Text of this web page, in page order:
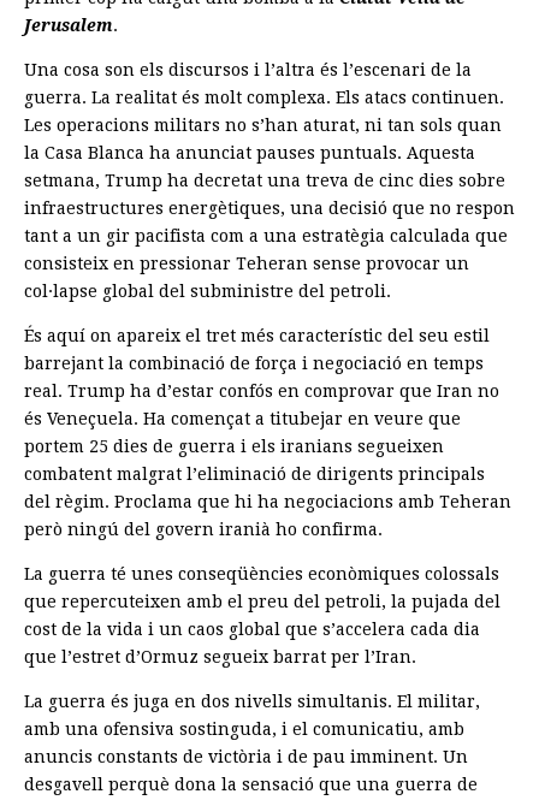
Jerusalem.
Una cosa son els discursos i l’altra és l’escenari de la
guerra. La realitat és molt complexa. Els atacs continuen.
Les operacions militars no s’han aturat, ni tan sols quan
la Casa Blanca ha anunciat pauses puntuals. Aquesta
setmana, Trump ha decretat una treva de cinc dies sobre
infraestructures energètiques, una decisió que no respon
tant a un gir pacifista com a una estratègia calculada que
consisteix en pressionar Teheran sense provocar un
col·lapse global del subministre del petroli.
És aquí on apareix el tret més característic del seu estil
barrejant la combinació de força i negociació en temps
real. Trump ha d’estar confós en comprovar que Iran no
és Veneçuela. Ha començat a titubejar en veure que
portem 25 dies de guerra i els iranians segueixen
combatent malgrat l’eliminació de dirigents principals
del règim. Proclama que hi ha negociacions amb Teheran
però ningú del govern iranià ho confirma.
La guerra té unes conseqüències econòmiques colossals
que repercuteixen amb el preu del petroli, la pujada del
cost de la vida i un caos global que s’accelera cada dia
que l’estret d’Ormuz segueix barrat per l’Iran.
La guerra és juga en dos nivells simultanis. El militar,
amb una ofensiva sostinguda, i el comunicatiu, amb
anuncis constants de victòria i de pau imminent. Un
desgavell perquè dona la sensació que una guerra de